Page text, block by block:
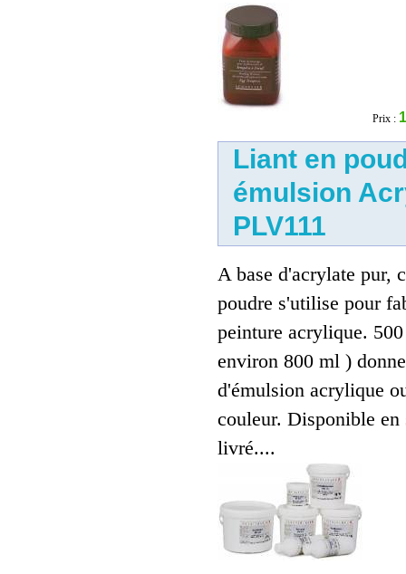
Prix :
Liant en
émulsion
PLV111
A base d'acrylate pur,
poudre s'utilise pour
peinture acrylique.
environ 800 ml )
d'émulsion acrylique
couleur. Disponible en
livré....